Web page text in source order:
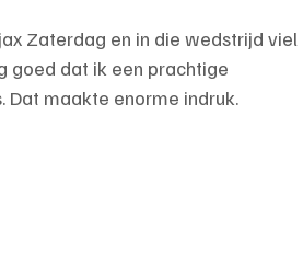
Zaterdag en in die wedstrijd viel
goed dat ik een prachtige
Dat maakte enorme indruk.